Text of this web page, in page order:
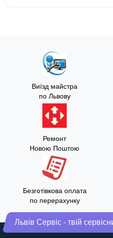
Виїзд майстра
по Львову
Ремонт
Новою Поштою
Безготівкова оплата
по перерахунку
Львів Сервіс - твій